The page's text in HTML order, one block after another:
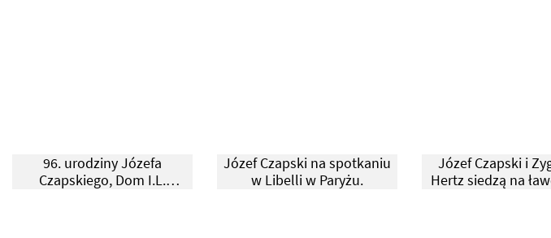
96. urodziny Józefa
Czapskiego, Dom I.L.
Józef Czapski na spotkaniu
w Libelli w Paryżu.
Józef Czapski i
Hertz siedzą na